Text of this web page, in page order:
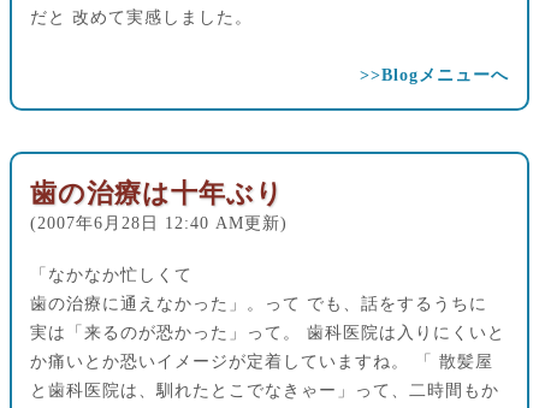
だと 改めて実感しました。
>>Blogメニューへ
歯の治療は十年ぶり
(2007年6月28日 12:40 AM更新)
「なかなか忙しくて
歯の治療に通えなかった」。って でも、話をするうちに
実は「来るのが恐かった」って。 歯科医院は入りにくいと
か痛いとか恐いイメージが定着していますね。 「 散髪屋
と歯科医院は、馴れたとこでなきゃー」って、二時間もか